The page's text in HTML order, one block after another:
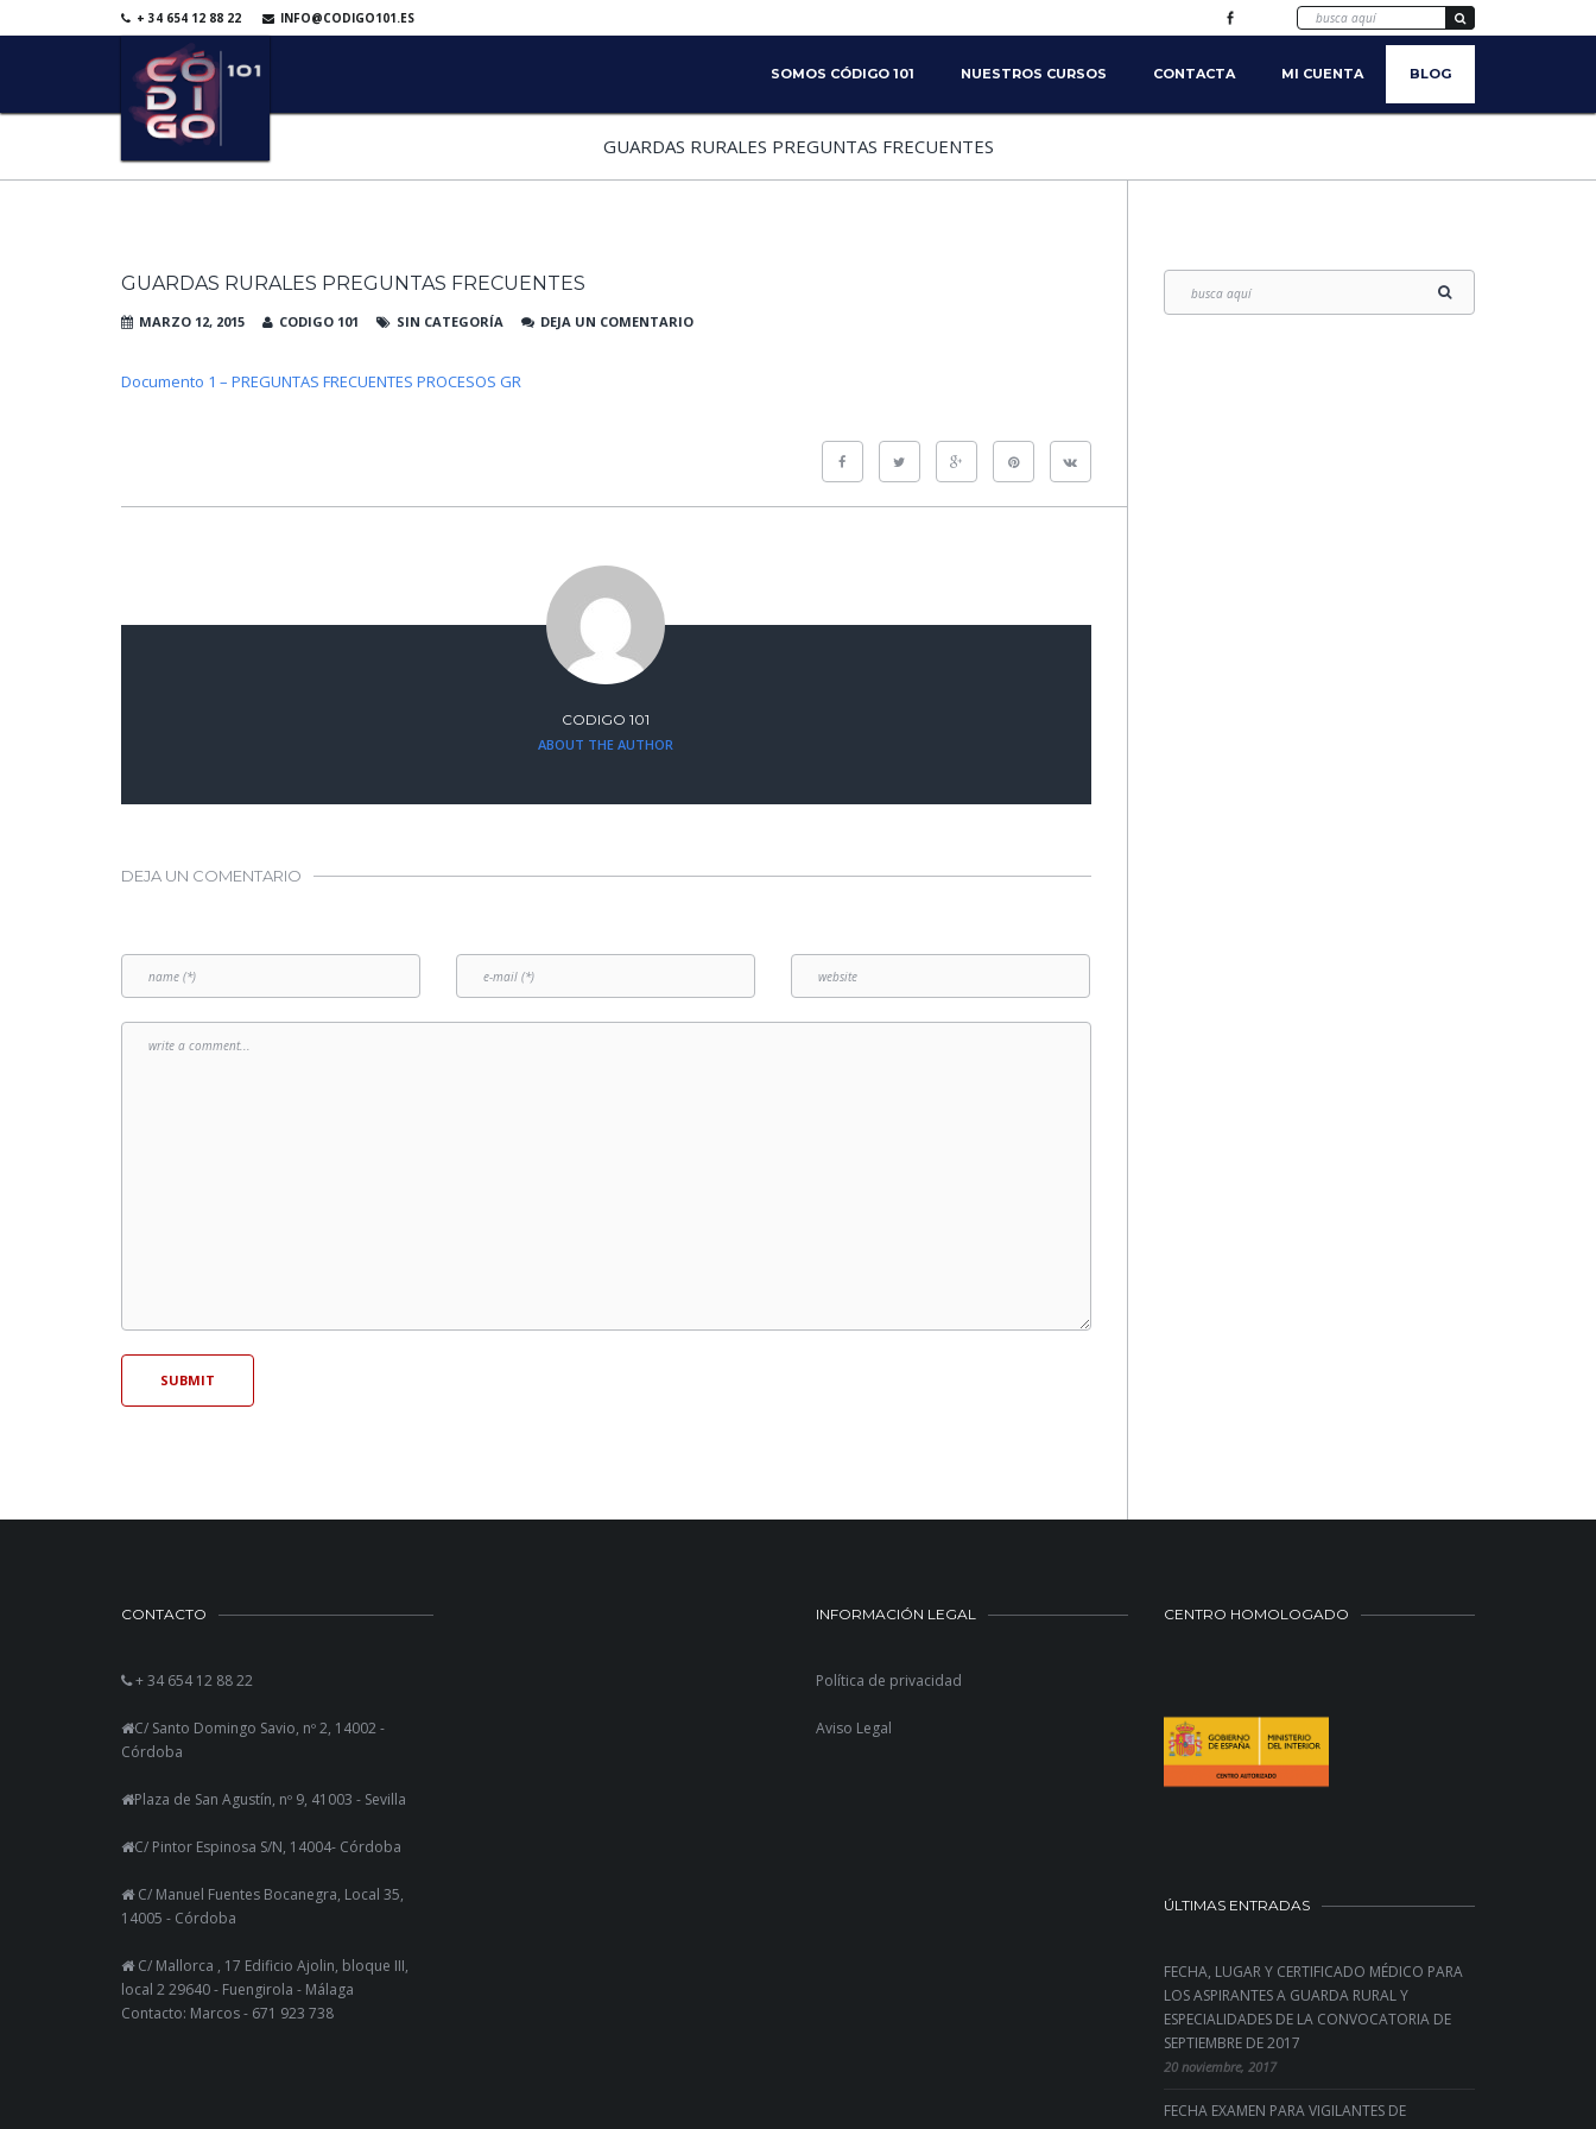
+ 34 654 12 88 22 INFO@CODIGO101.ES
MAIN MENU
SKIP TO PRIMARY CONTENT
SKIP TO SECONDARY CONTENT
SOMOS CÓDIGO 101 NUESTROS CURSOS CONTACTA MI CUENTA BLOG
GUARDAS RURALES PREGUNTAS FRECUENTES
GUARDAS RURALES PREGUNTAS FRECUENTES
MARZO 12, 2015 CODIGO 101 SIN CATEGORÍA DEJA UN COMENTARIO
Documento 1 – PREGUNTAS FRECUENTES PROCESOS GR
CODIGO 101
ABOUT THE AUTHOR
DEJA UN COMENTARIO
CONTACTO
+ 34 654 12 88 22
C/ Santo Domingo Savio, nº 2, 14002 -
Córdoba
Plaza de San Agustín, nº 9, 41003 - Sevilla
C/ Pintor Espinosa S/N, 14004- Córdoba
C/ Manuel Fuentes Bocanegra, Local 35,
14005 - Córdoba
C/ Mallorca , 17 Edificio Ajolin, bloque III,
local 2 29640 - Fuengirola - Málaga
Contacto: Marcos - 671 923 738
INFORMACIÓN LEGAL
Política de privacidad
Aviso Legal
CENTRO HOMOLOGADO
ÚLTIMAS ENTRADAS
FECHA, LUGAR Y CERTIFICADO MÉDICO PARA
LOS ASPIRANTES A GUARDA RURAL Y
ESPECIALIDADES DE LA CONVOCATORIA DE
SEPTIEMBRE DE 2017
20 noviembre, 2017
FECHA EXAMEN PARA VIGILANTES DE